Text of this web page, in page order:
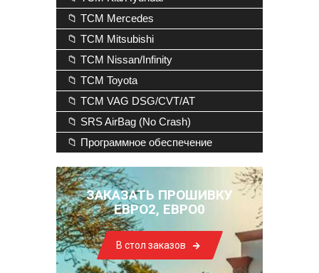
📁 TCM Mercedes
📁 TCM Mitsubishi
📁 TCM Nissan/Infinity
📁 TCM Toyota
📁 TCM VAG DSG/CVT/AT
📁 SRS AirBag (No Crash)
📁 Программное обеспечение
ЗАКАЗАТЬ ПРОШИВКУ
ЕВРО2, ЕВРО0
В стол заказов